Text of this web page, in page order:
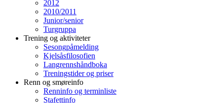
2012
2010/2011
Junior/senior
Turgruppa
Trening og aktiviteter
Sesongpåmelding
Kjelsåsfilosofien
Langrennshåndboka
Treningstider og priser
Renn og smøreinfo
Renninfo og terminliste
Stafettinfo